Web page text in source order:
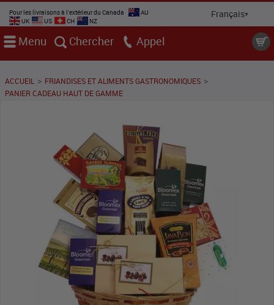
Pour les livraisons à l'extérieur du Canada
AU
UK
US CH NZ
Menu Chercher Appel
ACCUEIL > FRIANDISES ET ALIMENTS GASTRONOMIQUES >
PANIER CADEAU HAUT DE GAMME